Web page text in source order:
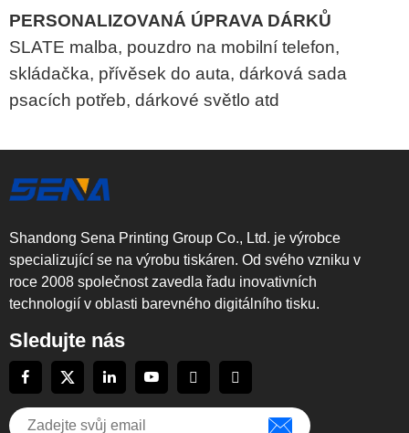
PERSONALIZOVANÁ ÚPRAVA DÁRKŮ
SLATE malba, pouzdro na mobilní telefon,
skládačka, přívěsek do auta, dárková sada
psacích potřeb, dárkové světlo atd
Shandong Sena Printing Group Co., Ltd. je výrobce
specializující se na výrobu tiskáren. Od svého vzniku v
roce 2008 společnost zavedla řadu inovativních
technologií v oblasti barevného digitálního tisku.
Sledujte nás